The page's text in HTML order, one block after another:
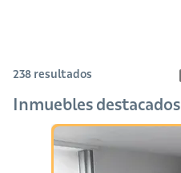
238 resultados
Inmuebles destacados